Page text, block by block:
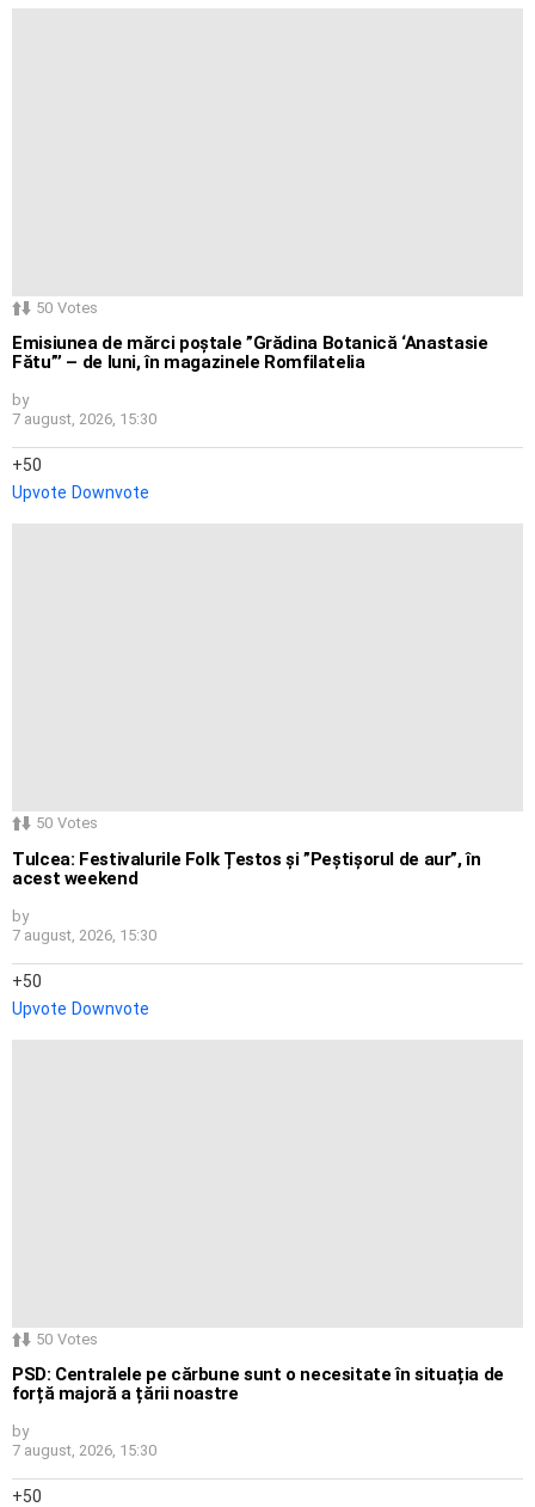
50 Votes
Emisiunea de mărci poștale ”Grădina Botanică ‘Anastasie
Fătu”’ – de luni, în magazinele Romfilatelia
by
7 august, 2026, 15:30
50
Upvote Downvote
50 Votes
Tulcea: Festivalurile Folk Țestos și ”Peștișorul de aur”, în
acest weekend
by
7 august, 2026, 15:30
50
Upvote Downvote
50 Votes
PSD: Centralele pe cărbune sunt o necesitate în situația de
forță majoră a țării noastre
by
7 august, 2026, 15:30
50